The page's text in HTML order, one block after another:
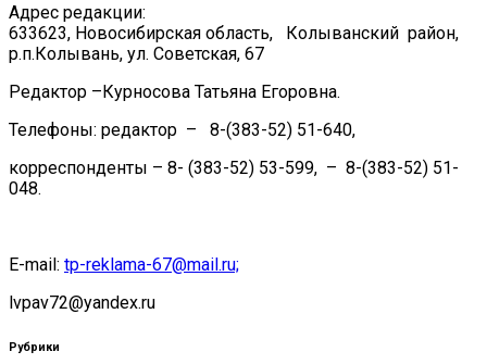
Адрес редакции:
633623, Новосибирская область, Колыванский район,
р.п.Колывань, ул. Советская, 67
Редактор –Курносова Татьяна Егоровна.
Телефоны: редактор – 8-(383-52) 51-640,
корреспонденты – 8- (383-52) 53-599, – 8-(383-52) 51-
048.
E-mail: tp-reklama-67@mail.ru;
lvpav72@yandex.ru
Рубрики